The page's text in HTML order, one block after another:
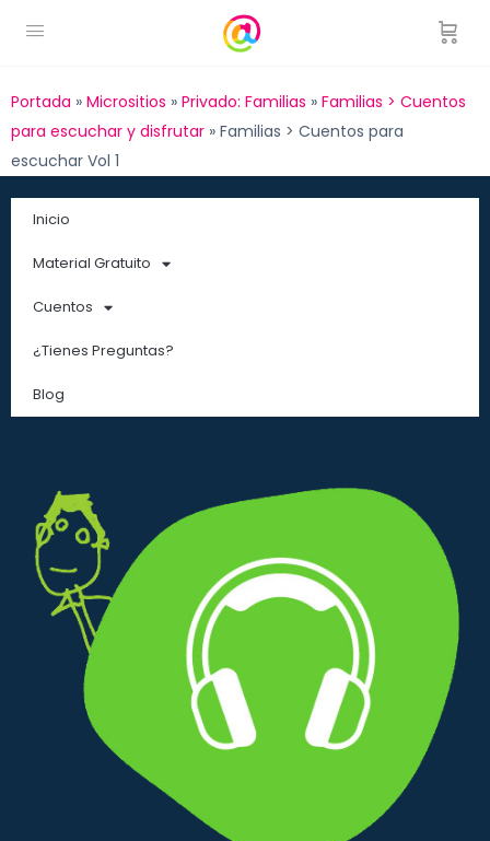
Portada » Micrositios » Privado: Familias » Familias > Cuentos
para escuchar y disfrutar » Familias > Cuentos para
escuchar Vol 1
Inicio
Material Gratuito
Cuentos
¿Tienes Preguntas?
Blog